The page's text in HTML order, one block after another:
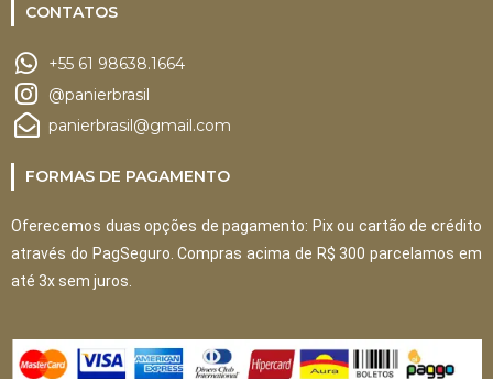
CONTATOS
+55 61 98638.1664
@panierbrasil
panierbrasil@gmail.com
FORMAS DE PAGAMENTO
Oferecemos duas opções de pagamento: Pix ou cartão de crédito
através do PagSeguro. Compras acima de R$ 300 parcelamos em
até 3x sem juros.